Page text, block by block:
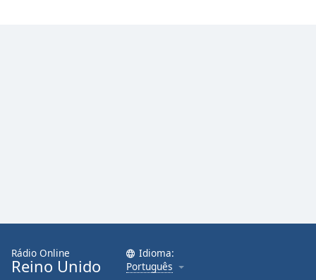
Reset
Rádio Online
Reino Unido
Idioma:
Português